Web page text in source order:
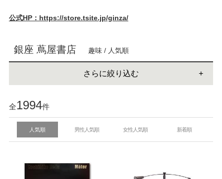
公式HP：https://store.tsite.jp/ginza/
銀座 蔦屋書店 趣味 / 人気順
さらに絞り込む
全1994件
人気順 男性人気順 女性人気順 新着順